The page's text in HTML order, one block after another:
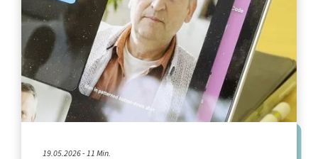
19.05.2026 - 11 Min.